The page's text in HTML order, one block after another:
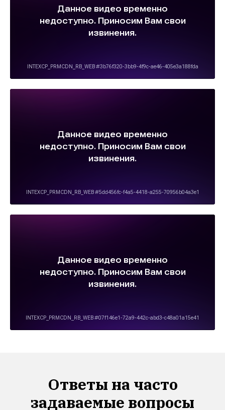
Ответы на часто
задаваемые вопросы